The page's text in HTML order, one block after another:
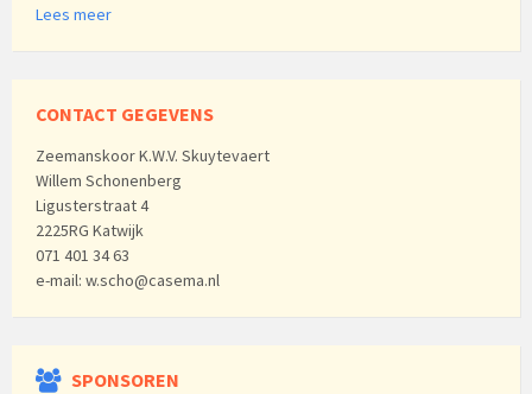
Lees meer
CONTACT GEGEVENS
Zeemanskoor K.W.V. Skuytevaert
Willem Schonenberg
Ligusterstraat 4
2225RG Katwijk
071 401 34 63
e-mail: w.scho@casema.nl
SPONSOREN